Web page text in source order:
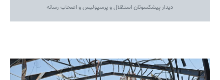
دیدار پیشکسوتان استقلال و پرسپولیس و اصحاب رسانه